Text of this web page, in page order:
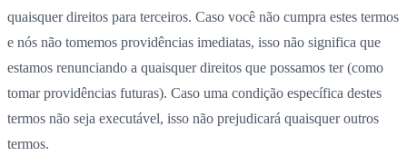
quaisquer direitos para terceiros. Caso você não cumpra estes termos
e nós não tomemos providências imediatas, isso não significa que
estamos renunciando a quaisquer direitos que possamos ter (como
tomar providências futuras). Caso uma condição específica destes
termos não seja executável, isso não prejudicará quaisquer outros
termos.